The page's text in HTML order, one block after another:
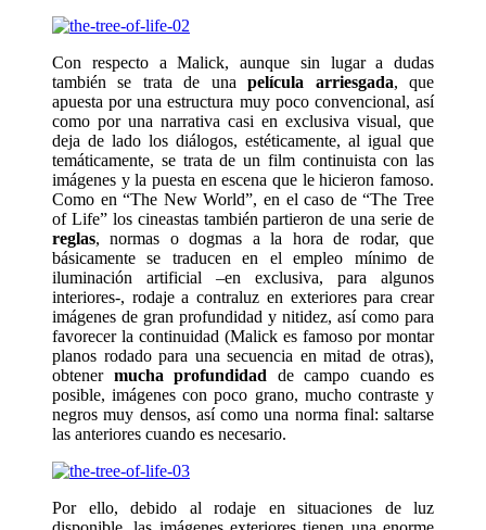
Con respecto a Malick, aunque sin lugar a dudas
también se trata de unapelícula arriesgada, que
apuesta por una estructura muy poco convencional, así
como por una narrativa casi en exclusiva visual, que
deja de lado los diálogos, estéticamente, al igual que
temáticamente, se trata de un film continuista con las
imágenes y la puesta en escena que le hicieron famoso.
Como en “The New World”, en el caso de “The Tree
of Life” los cineastas también partieron de una serie de
reglas, normas o dogmas a la hora de rodar, que
básicamente se traducen en el empleo mínimo de
iluminación artificial –en exclusiva, para algunos
interiores-, rodaje a contraluz en exteriores para crear
imágenes de gran profundidad y nitidez, así como para
favorecer la continuidad (Malick es famoso por montar
planos rodado para una secuencia en mitad de otras),
obtener mucha profundidad de campo cuando es
posible, imágenes con poco grano, mucho contraste y
negros muy densos, así como una norma final: saltarse
las anteriores cuando es necesario.
Por ello, debido al rodaje en situaciones de luz